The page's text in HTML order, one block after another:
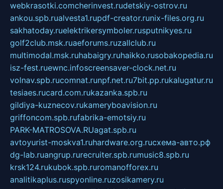
webkrasotki.comcherinvest.rudetskiy-ostrov.ru
ankou.spb.rualvesta1.rupdf-creator.runix-files.org.ru
sakhatoday.ruelektrikersymboler.rusputnikyes.ru
golf2club.msk.ruaeforums.ruzallclub.ru
multimodal.msk.ruhabaigry.ruhaikko.rusobakopedia.ru
isz-fest.ruewnc.infoscreensaver-clock.net.ru
volnav.spb.rucomnat.runpf.net.ru7bit.pp.rukalugatur.ru
tesiaes.rucard.com.rukazanka.spb.ru
gildiya-kuznecov.rukameryboavision.ru
griffoncom.spb.rufabrika-emotsiy.ru
PARK-MATROSOVA.RUagat.spb.ru
avtoyurist-moskva1.ruhardware.org.ruсхема-авто.рф
dg-lab.ruangrup.rurecruiter.spb.rumusic8.spb.ru
krsk124.rukubok.spb.ruromanofforex.ru
analitikaplus.ruspyonline.ruzosikamery.ru